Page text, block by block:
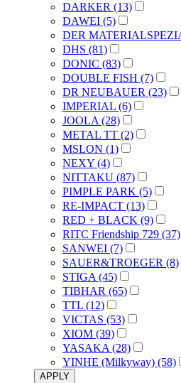
DARKER (13)
DAWEI (5)
DER
DHS (81)
DONIC (83)
DOUBLE FISH (7)
DR NEUBAUER (23)
IMPERIAL (6)
JOOLA (28)
METAL TT (2)
MSLON (1)
NEXY (4)
NITTAKU (87)
PIMPLE PARK (5)
RE-IMPACT (13)
RED + BLACK (9)
RITC Friendship 729 (37)
SANWEI (7)
SAUER&TROEGER (8)
STIGA (45)
TIBHAR (65)
TTL (12)
VICTAS (53)
XIOM (39)
YASAKA (28)
YINHE (Milkyway) (58)
APPLY